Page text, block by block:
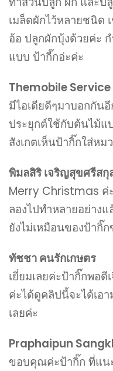
เมล็ดผักไว้หลายชนิด
อ้อ ปลูกผักบุ้งด้วยค่ะ
แบบ ป้ากี๊กอ่ะค่ะ
Themobile Service
มีไอเดียดีๆมาบอกกัน
ประยุกต์ใช้กับต้นไม้
สังเกตเห็นป้ากิ๊กใส่ห
พิมลสิริ เจริญสุขศรีสกุ
Merry Christmas
ลองไปทำหลายอย่าง
ยังไม่เหมือนของป้ากิ๊
ทัชชา คนรักเกษตร
เยี่ยมเลยค่ะป้ากิ๊กพอ
ค่ะได้ดูคลิปนี้จะได้เอ
เลยค่ะ
Praphaipun
ขอบคุณค่ะป้ากิ๊ก ที่แน